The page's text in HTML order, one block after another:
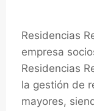
Residencias
empresa
Residencias
la gestión de
mayores,